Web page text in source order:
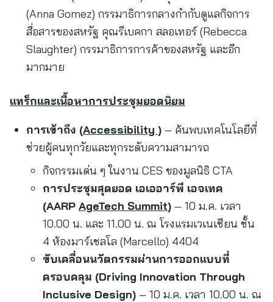
(Anna Gomez) กรรมาธิการกลางกำกับดูแลกิจการ
สื่อสารของสหรัฐ คุณรีเบคกา สลอเทอร์ (Rebecca
Slaughter) กรรมาธิการการค้าของสหรัฐ และอีก
มากมาย
แทร็กและเนื้อหาการประชุมยอดนิยม
การเข้าถึง (Accessibility ) – ค้นพบเทคโนโลยีที่
ช่วยผู้คนทุกวัยและทุกระดับความสามารถ
กิจกรรมเด่น ๆ ในงาน CES ของมูลนิธิ CTA
การประชุมสุดยอด เอเออาร์พี เอจเทค
(AARP AgeTech Summit) – 10 ม.ค. เวลา
10.00 น. และ 11.00 น. ณ โรงแรมเวเนเชียน ชั้น
4 ห้องมาร์เชลโล (Marcello) 4404
ขับเคลื่อนนวัตกรรมผ่านการออกแบบที่
ครอบคลุม (Driving Innovation Through
Inclusive Design) – 10 ม.ค. เวลา 10.00 น. ณ